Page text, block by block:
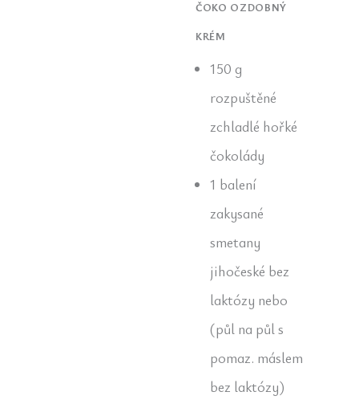
ČOKO OZDOBNÝ
KRÉM
150 g
rozpuštěné
zchladlé hořké
čokolády
1 balení
zakysané
smetany
jihočeské bez
laktózy nebo
(půl na půl s
pomaz. máslem
bez laktózy)